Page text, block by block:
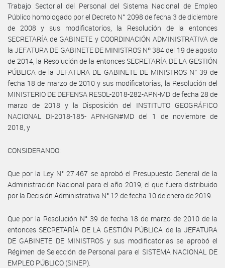
Trabajo Sectorial del Personal del Sistema Nacional de Empleo
Público homologado por el Decreto N° 2098 de fecha 3 de diciembre
de 2008 y sus modificatorios, la Resolución de la entonces
SECRETARÍA de GABINETE y COORDINACIÓN ADMINISTRATIVA de
la JEFATURA DE GABINETE DE MINISTROS Nº 384 del 19 de agosto
de 2014, la Resolución de la entonces SECRETARÍA DE LA GESTIÓN
PÚBLICA de la JEFATURA DE GABINETE DE MINISTROS N° 39 de
fecha 18 de marzo de 2010 y sus modificatorias, la Resolución del
MINISTERIO DE DEFENSA RESOL-2018-282-APN-MD de fecha 28 de
marzo de 2018 y la Disposición del INSTITUTO GEOGRÁFICO
NACIONAL DI-2018-185- APN-IGN#MD del 1 de noviembre de
2018, y
CONSIDERANDO:
Que por la Ley N° 27.467 se aprobó el Presupuesto General de la
Administración Nacional para el año 2019, el que fuera distribuido
por la Decisión Administrativa N° 12 de fecha 10 de enero de 2019.
Que por la Resolución N° 39 de fecha 18 de marzo de 2010 de la
entonces SECRETARÍA DE LA GESTIÓN PÚBLICA de la JEFATURA
DE GABINETE DE MINISTROS y sus modificatorias se aprobó el
Régimen de Selección de Personal para el SISTEMA NACIONAL DE
EMPLEO PÚBLICO (SINEP).